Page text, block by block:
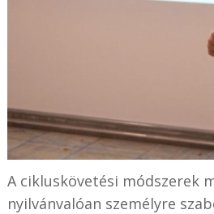
A cikluskövetési módszerek
nyilvánvalóan személyre